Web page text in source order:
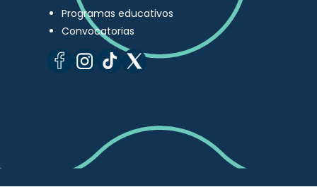
Programas educativos
Convocatorias